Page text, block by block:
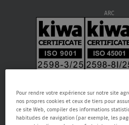
ARC
Pour rendre votre expérience sur notre site
nos propres cookies et ceux de tiers pour
ce site Web, compiler des informations
habitudes de navigation (par exemple, les